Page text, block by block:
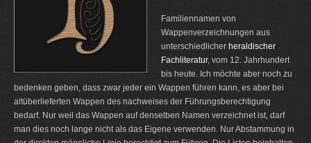
Familiennamen von
Wappenverzeichnungen aus
unterschiedlicher heraldischer
Fachliteratur, vom 12. Jahrhundert
bis heute. Ich möchte aber noch zu
bedenken geben, dass zwar jeder ein Wappen führen kann, es aber bei
altüberlieferten Wappen des nachweises der Führungsberechtigung
bedarf. Nur weil das Wappen auf denselben Namen verzeichnet ist, darf
man dies noch lange nicht als das Eigene verwenden. Nur Abstammung in